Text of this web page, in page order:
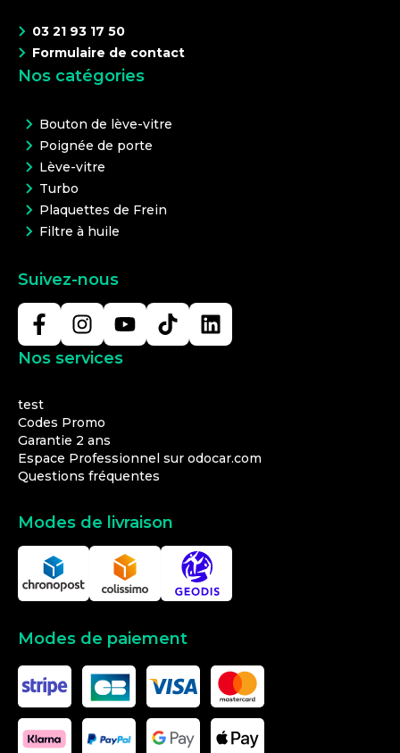
03 21 93 17 50
Formulaire de contact
Nos catégories
Bouton de lève-vitre
Poignée de porte
Lève-vitre
Turbo
Plaquettes de Frein
Filtre à huile
Suivez-nous
Nos services
test
Codes Promo
Garantie 2 ans
Espace Professionnel sur odocar.com
Questions fréquentes
Modes de livraison
Modes de paiement